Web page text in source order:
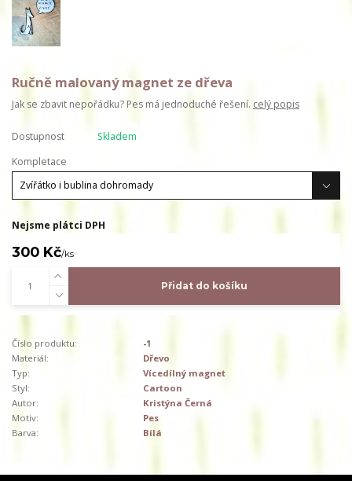
Ručně malovaný magnet ze dřeva
Jak se zbavit nepořádku? Pes má jednoduché řešení. celý popis
Dostupnost
Skladem
Kompletace
Nejsme plátci DPH
300 Kč/ks
Přidat do košíku
Číslo produktu:
-1
Materiál:
Dřevo
Typ:
Vícedílný magnet
Styl:
Cartoon
Autor:
Kristýna Černá
Motiv:
Pes
Barva:
Bílá